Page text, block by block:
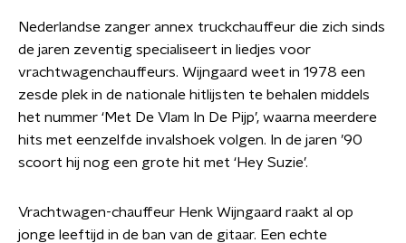
Nederlandse zanger annex truckchauffeur die zich sinds
de jaren zeventig specialiseert in liedjes voor
vrachtwagenchauffeurs. Wijngaard weet in 1978 een
zesde plek in de nationale hitlijsten te behalen middels
het nummer ‘Met De Vlam In De Pijp’, waarna meerdere
hits met eenzelfde invalshoek volgen. In de jaren ’90
scoort hij nog een grote hit met ‘Hey Suzie’.
Vrachtwagen-chauffeur Henk Wijngaard raakt al op
jonge leeftijd in de ban van de gitaar. Een echte